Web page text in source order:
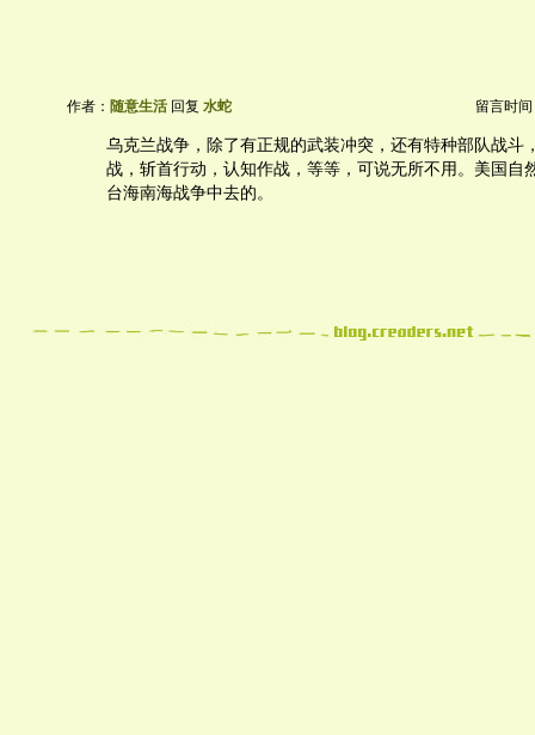
作者： 随意生活 回复 水蛇 留言时间
乌克兰战争，除了有正规的武装冲突，还有特种部队战斗
战，斩首行动，认知作战，等等，可说无所不用。美国自
台海南海战争中去的。